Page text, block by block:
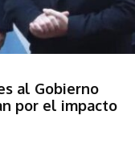
al Gobierno
por el impacto